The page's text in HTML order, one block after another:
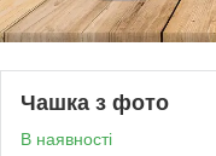
Чашка з фото
В наявності